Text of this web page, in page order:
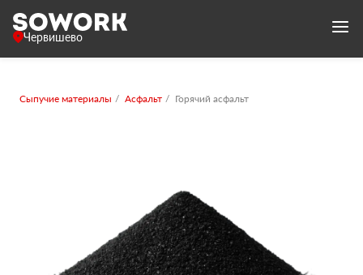
Червишево
Сыпучие материалы Асфальт Горячий асфальт